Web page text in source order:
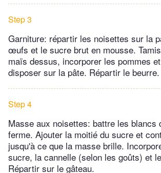
Step 3
Garniture: répartir les noisettes sur la
œufs et le sucre brut en mousse.
maïs dessus, incorporer les pommes
disposer sur la pâte. Répartir le beurre.
Step 4
Masse aux noisettes: battre les
ferme. Ajouter la moitié du sucre et
jusqu'à ce que la masse brille.
sucre, la cannelle (selon les goûts) et
Répartir sur le gâteau.